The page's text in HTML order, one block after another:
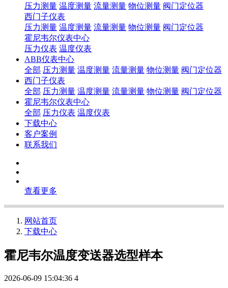
压力测量 温度测量 流量测量 物位测量 阀门定位器
西门子仪表
压力测量 温度测量 流量测量 物位测量 阀门定位器
霍尼韦尔仪表中心
压力仪表 温度仪表
ABB仪表中心
全部 压力测量 温度测量 流量测量 物位测量 阀门定位器
西门子仪表
全部 压力测量 温度测量 流量测量 物位测量 阀门定位器
霍尼韦尔仪表中心
全部 压力仪表 温度仪表
下载中心
客户案例
联系我们
查看更多
网站首页
下载中心
霍尼韦尔温度变送器选型样本
2026-06-09 15:04:36 4